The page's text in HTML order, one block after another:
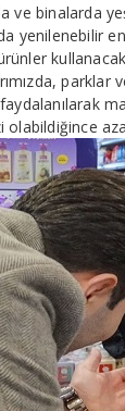
binalarda
parklar